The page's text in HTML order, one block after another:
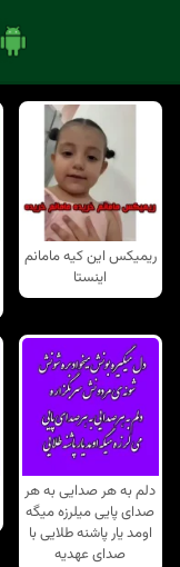
ریمیکس این کیه مامانم
اینستا
دلم به هر صدایی به هر
صدای پایی میلرزه میگه
اومد یار پاشنه طلایی با
صدای عهدیه